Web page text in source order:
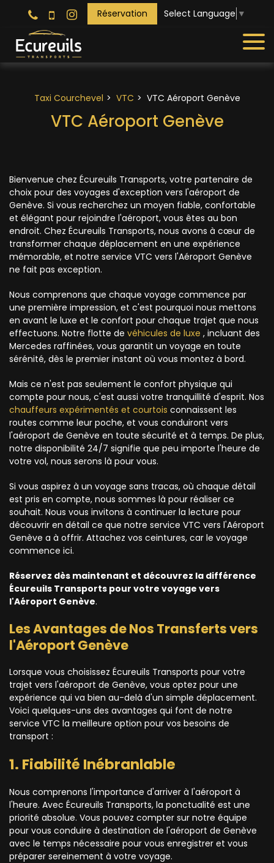
Réservation Select Language ▼
Taxi Courchevel VTC VTC Aéroport Genève
VTC Aéroport Genève
Bienvenue chez Écureuils Transports, votre partenaire de
choix pour des voyages d'exception vers l'aéroport de
Genève. Si vous recherchez un moyen fiable, confortable
et élégant pour rejoindre l'aéroport, vous êtes au bon
endroit. Chez Écureuils Transports, nous avons à cœur de
transformer chaque déplacement en une expérience
mémorable, et notre service VTC vers l'Aéroport Genève
ne fait pas exception.
Nous comprenons que chaque voyage commence par
une première impression, et c'est pourquoi nous mettons
en avant le luxe et le confort pour chaque trajet que nous
effectuons. Notre flotte de véhicules de luxe , incluant des
Mercedes raffinées, vous garantit un voyage en toute
sérénité, dès le premier instant où vous montez à bord.
Mais ce n'est pas seulement le confort physique qui
compte pour nous, c'est aussi votre tranquillité d'esprit. Nos
chauffeurs expérimentés et courtois connaissent les
routes comme leur poche, et vous conduiront vers
l'aéroport de Genève en toute sécurité et à temps. De plus,
notre disponibilité 24/7 signifie que peu importe l'heure de
votre vol, nous serons là pour vous.
Si vous aspirez à un voyage sans tracas, où chaque détail
est pris en compte, nous sommes là pour réaliser ce
souhait. Nous vous invitons à continuer la lecture pour
découvrir en détail ce que notre service VTC vers l'Aéroport
Genève a à offrir. Attachez vos ceintures, car le voyage
commence ici.
Réservez dès maintenant et découvrez la différence
Écureuils Transports pour votre voyage vers
l'Aéroport Genève.
Les Avantages de Nos Transferts vers
l'Aéroport Genève
Lorsque vous choisissez Écureuils Transports pour votre
trajet vers l'aéroport de Genève, vous optez pour une
expérience qui va bien au-delà d'un simple déplacement.
Voici quelques-uns des avantages qui font de notre
service VTC la meilleure option pour vos besoins de
transport :
1. Fiabilité Inébranlable
Nous comprenons l'importance d'arriver à l'aéroport à
l'heure. Avec Écureuils Transports, la ponctualité est une
priorité absolue. Vous pouvez compter sur notre équipe
pour vous conduire à destination de l'aéroport de Genève
avec le temps nécessaire pour vous enregistrer et vous
préparer sereinement à votre voyage.
Panneau de gestion des cookies